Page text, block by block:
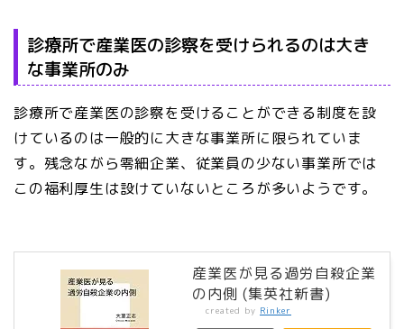
診療所で産業医の診察を受けられるのは大き
な事業所のみ
診療所で産業医の診察を受けることができる制度を設
けているのは一般的に大きな事業所に限られていま
す。残念ながら零細企業、従業員の少ない事業所では
この福利厚生は設けていないところが多いようです。
産業医が見る過労自殺企業
の内側 (集英社新書)
created by Rinker